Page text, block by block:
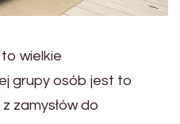
wielkie
grupy osób jest to
zamysłów do